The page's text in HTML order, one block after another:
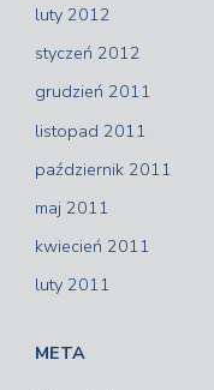
luty 2012
styczeń 2012
grudzień 2011
listopad 2011
październik 2011
maj 2011
kwiecień 2011
luty 2011
META